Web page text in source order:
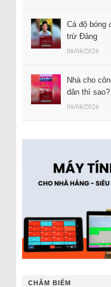
Cá độ bóng
trừ Đảng
08/08/2026
Nhà cho
dân thì sao?
08/08/2026
CHÂM BIẾM